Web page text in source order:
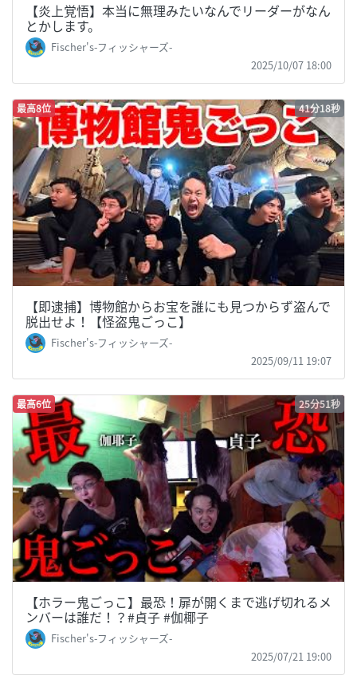
【炎上覚悟】本当に無理みたいなんでリーダーがなん
とかします。
Fischer's-フィッシャーズ-
2025/10/07 18:00
最高8位 41分18秒
【即逮捕】博物館からお宝を誰にも見つからず盗んで
脱出せよ！【怪盗鬼ごっこ】
Fischer's-フィッシャーズ-
2025/09/11 19:07
最高6位 25分51秒
【ホラー鬼ごっこ】最恐！扉が開くまで逃げ切れるメ
ンバーは誰だ！？#貞子 #伽椰子
Fischer's-フィッシャーズ-
2025/07/21 19:00